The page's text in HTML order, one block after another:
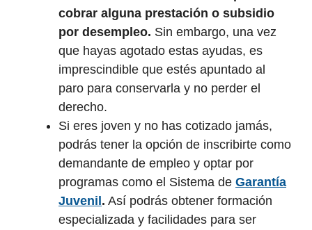
cobrar alguna prestación o subsidio
por desempleo. Sin embargo, una vez
que hayas agotado estas ayudas, es
imprescindible que estés apuntado al
paro para conservarla y no perder el
derecho.
Si eres joven y no has cotizado jamás,
podrás tener la opción de inscribirte como
demandante de empleo y optar por
programas como el Sistema de Garantía
Juvenil . Así podrás obtener formación
especializada y facilidades para ser